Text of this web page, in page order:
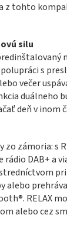
z tohto
silu
s
večer
duálneho
deň v inom
zámoria: s
DAB+ a
alebo
RELAX
alebo cez